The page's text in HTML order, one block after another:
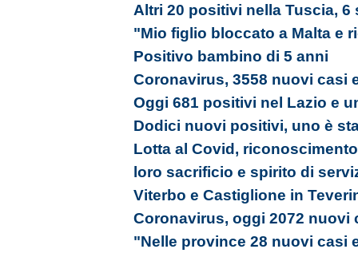
Altri 20 positivi nella Tuscia, 6
"Mio figlio bloccato a Malta e
Positivo bambino di 5 anni
Coronavirus, 3558 nuovi casi
Oggi 681 positivi nel Lazio e
Dodici nuovi positivi, uno è
Lotta al Covid,
loro sacrificio e spirito di
Viterbo e Castiglione in
Coronavirus, oggi 2072 nuovi
"Nelle province 28 nuovi casi